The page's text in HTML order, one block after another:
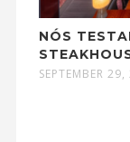
NÓS
SEPTEMBER